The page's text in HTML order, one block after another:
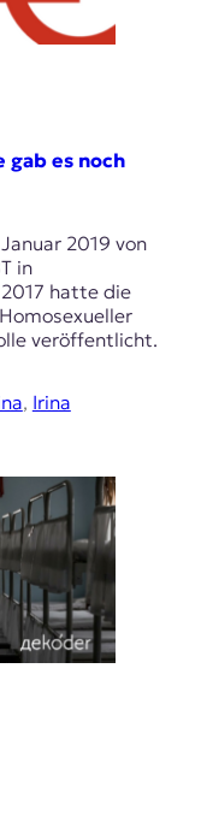
gab es noch
2019 von
in
hatte die
veröffentlicht.
, Irina